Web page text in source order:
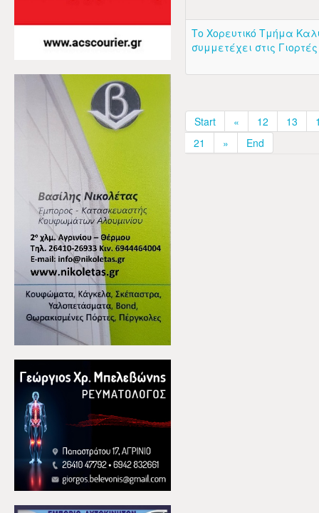
Το Χορευτικό Τμήμα
συμμετέχει στις
Start « 12 13
21
» End